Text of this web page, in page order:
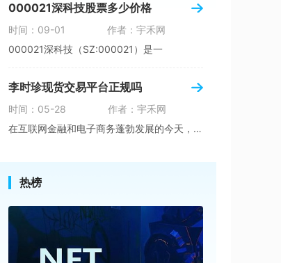
000021深科技股票多少价格
时间：09-01
作者：宇禾网
000021深科技（SZ:000021）是一
李时珍现货交易平台正规吗
时间：05-28
作者：宇禾网
在互联网金融和电子商务蓬勃发展的今天，越来越
热榜